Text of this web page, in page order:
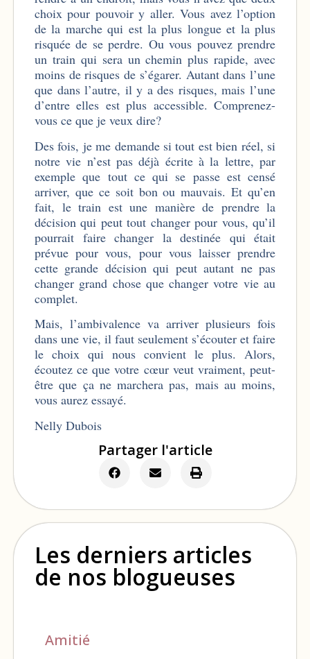
choix pour pouvoir y aller. Vous avez l’option
de la marche qui est la plus longue et la plus
risquée de se perdre. Ou vous pouvez prendre
un train qui sera un chemin plus rapide, avec
moins de risques de s’égarer. Autant dans l’une
que dans l’autre, il y a des risques, mais l’une
d’entre elles est plus accessible. Comprenez-
vous ce que je veux dire?
Des fois, je me demande si tout est bien réel, si
notre vie n’est pas déjà écrite à la lettre, par
exemple que tout ce qui se passe est censé
arriver, que ce soit bon ou mauvais. Et qu’en
fait, le train est une manière de prendre la
décision qui peut tout changer pour vous, qu’il
pourrait faire changer la destinée qui était
prévue pour vous, pour vous laisser prendre
cette grande décision qui peut autant ne pas
changer grand chose que changer votre vie au
complet.
Mais, l’ambivalence va arriver plusieurs fois
dans une vie, il faut seulement s’écouter et faire
le choix qui nous convient le plus. Alors,
écoutez ce que votre cœur veut vraiment, peut-
être que ça ne marchera pas, mais au moins,
vous aurez essayé.
Nelly Dubois
Partager l'article
Les derniers articles
de nos blogueuses
Amitié